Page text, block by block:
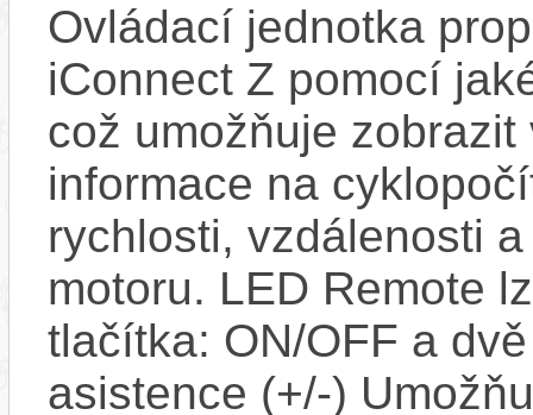
Ovládací jednotka
iConnect Z pomocí
což umožňuje
informace na
rychlosti, vzdálenosti
motoru. LED Remote
tlačítka: ON/OFF a
asistence (+/-)